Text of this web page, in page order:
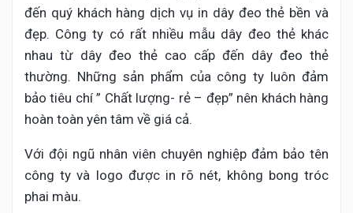
đến quý khách hàng dịch vụ in dây đeo thẻ bền và
đẹp. Công ty có rất nhiều mẫu dây đeo thẻ khác
nhau từ dây đeo thẻ cao cấp đến dây đeo thẻ
thường. Những sản phẩm của công ty luôn đảm
bảo tiêu chí ” Chất lượng- rẻ – đẹp” nên khách hàng
hoàn toàn yên tâm về giá cả.
Với đội ngũ nhân viên chuyên nghiệp đảm bảo tên
công ty và logo được in rõ nét, không bong tróc
phai màu.